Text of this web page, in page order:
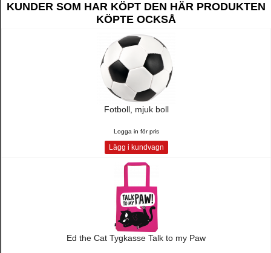
KUNDER SOM HAR KÖPT DEN HÄR PRODUKTEN
KÖPTE OCKSÅ
Fotboll, mjuk boll
Logga in för pris
Lägg i kundvagn
Ed the Cat Tygkasse Talk to my Paw